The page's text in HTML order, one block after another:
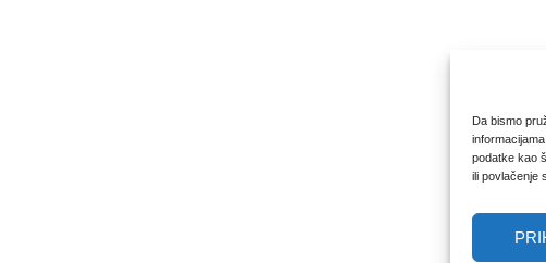
Da bismo
podatke kao
ili povlačenje